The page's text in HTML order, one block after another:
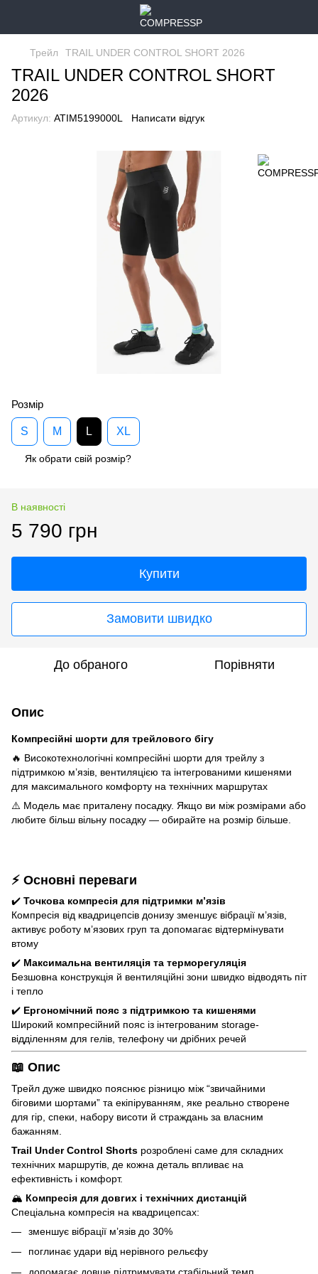
Трейл TRAIL UNDER CONTROL SHORT 2026
TRAIL UNDER CONTROL SHORT
2026
Артикул: ATIM5199000L Написати відгук
Розмір
S M L XL
Як обрати свій розмір?
В наявності
5 790 грн
Купити
Замовити швидко
До обраного Порівняти
Опис
Компресійні шорти для трейлового бігу
🔥 Високотехнологічні компресійні шорти для трейлу з
підтримкою м’язів, вентиляцією та інтегрованими кишенями
для максимального комфорту на технічних маршрутах
⚠️ Модель має приталену посадку. Якщо ви між розмірами або
любите більш вільну посадку — обирайте на розмір більше.
⚡ Основні переваги
✔️ Точкова компресія для підтримки м’язів
Компресія від квадрицепсів донизу зменшує вібрації м’язів,
активує роботу м’язових груп та допомагає відтермінувати
втому
✔️ Максимальна вентиляція та терморегуляція
Безшовна конструкція й вентиляційні зони швидко відводять піт
і тепло
✔️ Ергономічний пояс з підтримкою та кишенями
Широкий компресійний пояс із інтегрованим storage-
відділенням для гелів, телефону чи дрібних речей
📖 Опис
Трейл дуже швидко пояснює різницю між “звичайними
біговими шортами” та екіпіруванням, яке реально створене
для гір, спеки, набору висоти й страждань за власним
бажанням.
Trail Under Control Shorts розроблені саме для складних
технічних маршрутів, де кожна деталь впливає на
ефективність і комфорт.
🏔 Компресія для довгих і технічних дистанцій
Спеціальна компресія на квадрицепсах:
зменшує вібрації м’язів до 30%
поглинає удари від нерівного рельєфу
допомагає довше підтримувати стабільний темп